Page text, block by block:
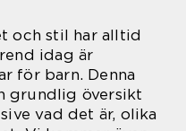
och stil har alltid
idag är
för barn. Denna
grundlig översikt
vad det är, olika